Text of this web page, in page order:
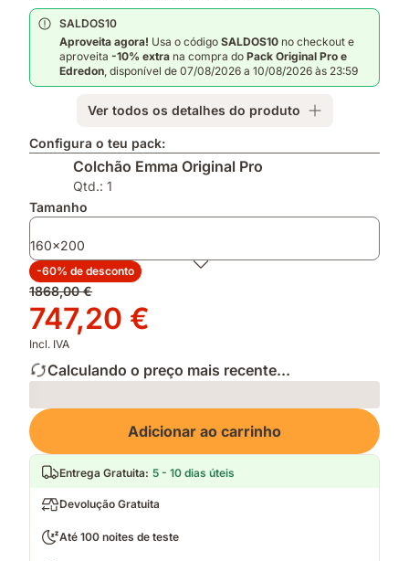
Pro,
vencedor
prémio
Escolha
Consumidor
2026
Original
Adapt
Cooling,
altura
ajustável
suas
camadas
removíveis
3:
Edredon
Todas
Estações
e
Colchão
SALDOS10
Aproveita agora! Usa o código SALDOS10 no checkout e
aproveita -10% extra na compra do Pack Original Pro e
Edredon, disponível de 07/08/2026 a 10/08/2026 às 23:59
Ver todos os detalhes do produto
Configura o teu pack:
Colchão Emma Original Pro
Qtd.: 1
Tamanho
160x200
-60% de desconto
Preço
original
1868,00 €
1868,00 €
Preço
747,20 €
747,20 €
Incl. IVA
Calculando o preço mais recente...
Loading
Adicionar ao carrinho
Entrega Gratuita: 5 - 10 dias úteis
Devolução Gratuita
Até 100 noites de teste